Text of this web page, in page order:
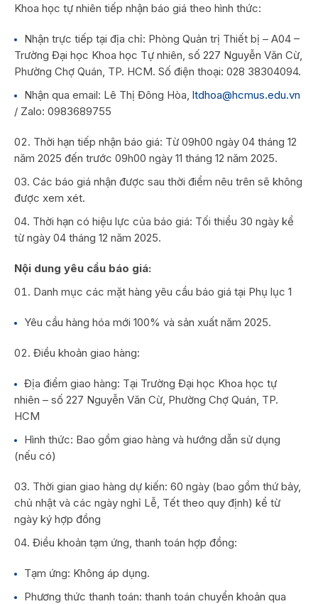
Khoa học tự nhiên tiếp nhận báo giá theo hình thức:
Nhận trực tiếp tại địa chỉ: Phòng Quản trị Thiết bị – A04 –
Trường Đại học Khoa học Tự nhiên, số 227 Nguyễn Văn Cừ,
Phường Chợ Quán, TP. HCM. Số điện thoại: 028 38304094.
Nhận qua email: Lê Thị Đông Hòa, ltdhoa@hcmus.edu.vn
/ Zalo: 0983689755
Thời hạn tiếp nhận báo giá: Từ 09h00 ngày 04 tháng 12
năm 2025 đến trước 09h00 ngày 11 tháng 12 năm 2025.
Các báo giá nhận được sau thời điểm nêu trên sẽ không
được xem xét.
Thời hạn có hiệu lực của báo giá: Tối thiểu 30 ngày kể
từ ngày 04 tháng 12 năm 2025.
Nội dung yêu cầu báo giá:
Danh mục các mặt hàng yêu cầu báo giá tại Phụ lục 1
Yêu cầu hàng hóa mới 100% và sản xuất năm 2025.
Điều khoản giao hàng:
Địa điểm giao hàng: Tại Trường Đại học Khoa học tự
nhiên – số 227 Nguyễn Văn Cừ, Phường Chợ Quán, TP.
HCM
Hình thức: Bao gồm giao hàng và hướng dẫn sử dụng
(nếu có)
Thời gian giao hàng dự kiến: 60 ngày (bao gồm thứ bảy,
chủ nhật và các ngày nghỉ Lễ, Tết theo quy định) kể từ
ngày ký hợp đồng
Điều khoản tạm ứng, thanh toán hợp đồng:
Tạm ứng: Không áp dụng.
Phương thức thanh toán: thanh toán chuyển khoản qua